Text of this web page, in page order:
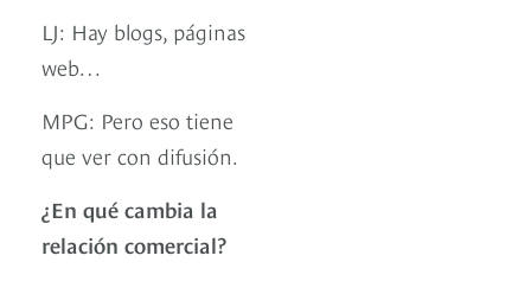
LJ: Hay blogs, páginas
web…
MPG: Pero eso tiene
que ver con difusión.
¿En qué cambia la
relación comercial?